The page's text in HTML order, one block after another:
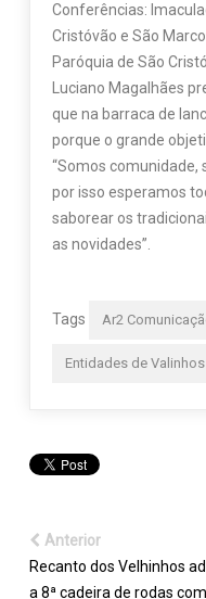
Conferências:
Cristóvão e São
Paróquia de São
Luciano Magalhães
que na barraca de
porque o grande
“Somos
por isso esperamos
saborear os
as novidades”.
Tags Ar2
Entidades de Valinhos
Anterior
Recanto dos Velhinhos
a 8ª cadeira de rodas